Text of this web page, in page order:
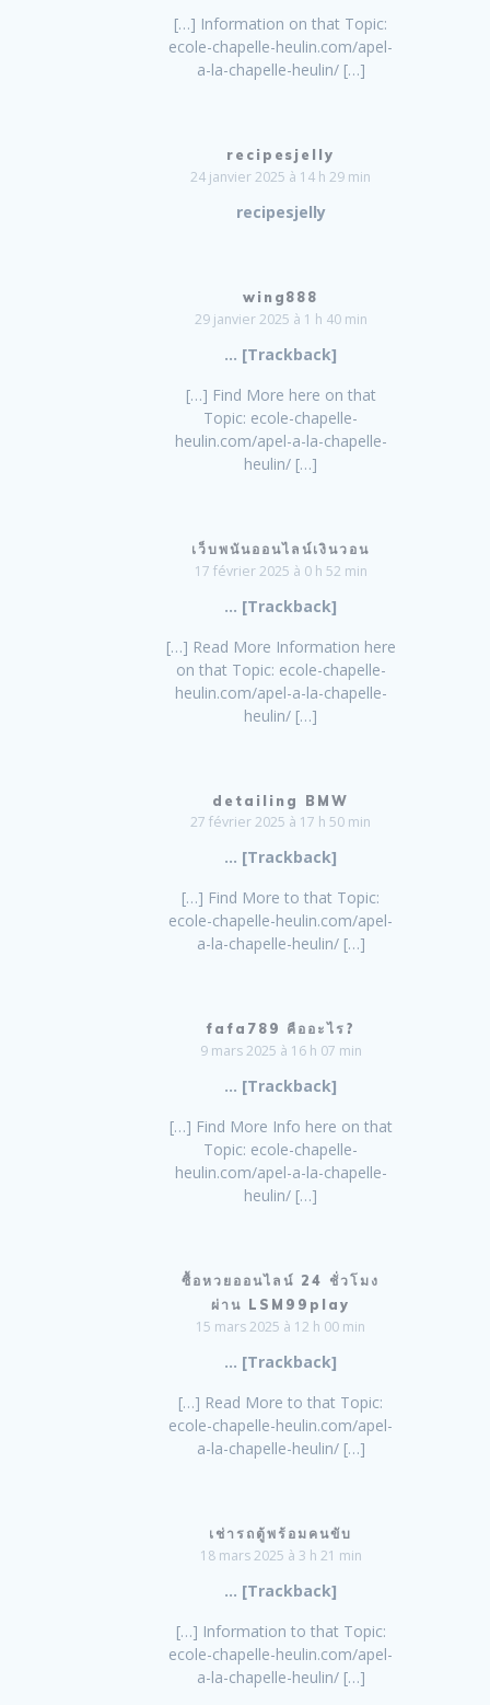
[…] Information on that Topic:
ecole-chapelle-heulin.com/apel-
a-la-chapelle-heulin/ […]
recipesjelly
24 janvier 2025 à 14 h 29 min
recipesjelly
wing888
29 janvier 2025 à 1 h 40 min
… [Trackback]
[…] Find More here on that
Topic: ecole-chapelle-
heulin.com/apel-a-la-chapelle-
heulin/ […]
เว็บพนันออนไลน์เงินวอน
17 février 2025 à 0 h 52 min
… [Trackback]
[…] Read More Information here
on that Topic: ecole-chapelle-
heulin.com/apel-a-la-chapelle-
heulin/ […]
detailing BMW
27 février 2025 à 17 h 50 min
… [Trackback]
[…] Find More to that Topic:
ecole-chapelle-heulin.com/apel-
a-la-chapelle-heulin/ […]
fafa789 คืออะไร?
9 mars 2025 à 16 h 07 min
… [Trackback]
[…] Find More Info here on that
Topic: ecole-chapelle-
heulin.com/apel-a-la-chapelle-
heulin/ […]
ซื้อหวยออนไลน์ 24 ชั่วโมง
ผ่าน LSM99play
15 mars 2025 à 12 h 00 min
… [Trackback]
[…] Read More to that Topic:
ecole-chapelle-heulin.com/apel-
a-la-chapelle-heulin/ […]
เช่ารถตู้พร้อมคนขับ
18 mars 2025 à 3 h 21 min
… [Trackback]
[…] Information to that Topic:
ecole-chapelle-heulin.com/apel-
a-la-chapelle-heulin/ […]